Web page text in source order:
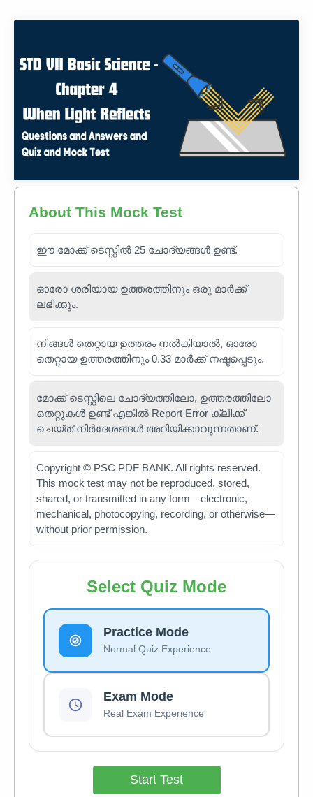
About This Mock Test
ഈ മോക്ക് ടെസ്റ്റിൽ 25 ചോദ്യങ്ങൾ ഉണ്ട്.
ഓരോ ശരിയായ ഉത്തരത്തിനും ഒരു മാർക്ക്
ലഭിക്കും.
നിങ്ങൾ തെറ്റായ ഉത്തരം നൽകിയാൽ, ഓരോ
തെറ്റായ ഉത്തരത്തിനും 0.33 മാർക്ക് നഷ്ടപ്പെടും.
മോക്ക് ടെസ്റ്റിലെ ചോദ്യത്തിലോ, ഉത്തരത്തിലോ
തെറ്റുകൾ ഉണ്ട് എങ്കിൽ Report Error ക്ലിക്ക്
ചെയ്ത് നിർദേശങ്ങൾ അറിയിക്കാവുന്നതാണ്.
Copyright © PSC PDF BANK. All rights reserved.
This mock test may not be reproduced, stored,
shared, or transmitted in any form—electronic,
mechanical, photocopying, recording, or otherwise—
without prior permission.
Select Quiz Mode
Practice Mode
Normal Quiz Experience
Exam Mode
Real Exam Experience
Start Test